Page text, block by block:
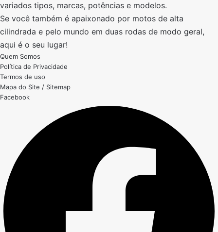
variados tipos, marcas, potências e modelos.
Se você também é apaixonado por motos de alta
cilindrada e pelo mundo em duas rodas de modo geral,
aqui é o seu lugar!
Quem Somos
Política de Privacidade
Termos de uso
Mapa do Site / Sitemap
Facebook